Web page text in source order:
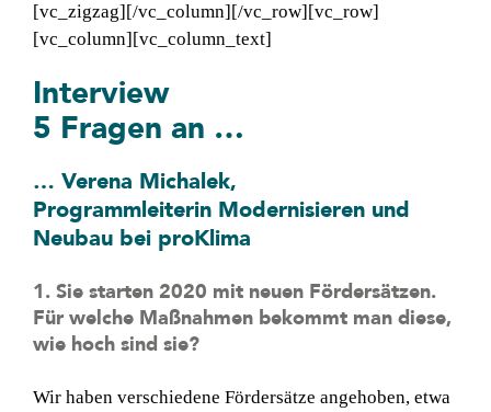
[vc_zigzag][/vc_column][/vc_row][vc_row]
[vc_column][vc_column_text]
Interview
5 Fragen an …
… Verena Michalek,
Programmleiterin Modernisieren und
Neubau bei proKlima
1. Sie starten 2020 mit neuen Fördersätzen.
Für welche Maßnahmen bekommt man diese,
wie hoch sind sie?
Wir haben verschiedene Fördersätze angehoben, etwa